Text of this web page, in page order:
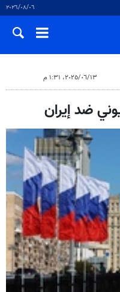
٠٦‏/٠٨‏/٢٠٢٦
١٣‏/٠٦‏/٢٠٢٥، ١:٣١ م
ضد إيران